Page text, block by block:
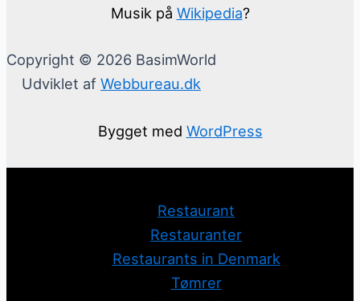
Musik på Wikipedia?
Copyright © 2026 BasimWorld
Udviklet af Webbureau.dk
Bygget med WordPress
Restaurant
Restauranter
Restaurants in Denmark
Tømrer